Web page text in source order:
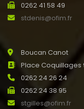
0262 41 58 49
stdenis@ofim.fr
Boucan Canot
Place Coquillages
0262 24 26 24
0262 24 38 95
stgilles@ofim.fr